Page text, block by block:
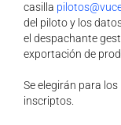
casilla
del piloto y los
el despachante
exportación de
Se elegirán para
inscriptos.